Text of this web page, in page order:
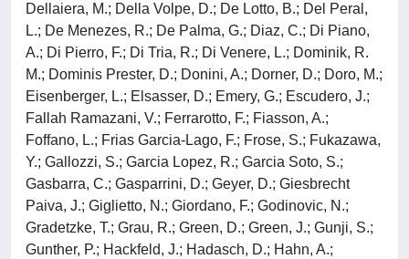
Dellaiera, M.; Della Volpe, D.; De Lotto, B.; Del Peral,
L.; De Menezes, R.; De Palma, G.; Diaz, C.; Di Piano,
A.; Di Pierro, F.; Di Tria, R.; Di Venere, L.; Dominik, R.
M.; Dominis Prester, D.; Donini, A.; Dorner, D.; Doro, M.;
Eisenberger, L.; Elsasser, D.; Emery, G.; Escudero, J.;
Fallah Ramazani, V.; Ferrarotto, F.; Fiasson, A.;
Foffano, L.; Frias Garcia-Lago, F.; Frose, S.; Fukazawa,
Y.; Gallozzi, S.; Garcia Lopez, R.; Garcia Soto, S.;
Gasbarra, C.; Gasparrini, D.; Geyer, D.; Giesbrecht
Paiva, J.; Giglietto, N.; Giordano, F.; Godinovic, N.;
Gradetzke, T.; Grau, R.; Green, D.; Green, J.; Gunji, S.;
Gunther, P.; Hackfeld, J.; Hadasch, D.; Hahn, A.;